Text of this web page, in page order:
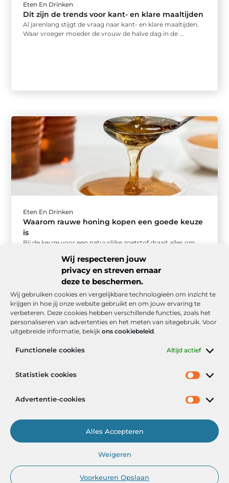
Wij respecteren jouw
privacy en streven ernaar
deze te beschermen.
Wij gebruiken cookies en vergelijkbare technologieën om inzicht te
krijgen in hoe jij onze website gebruikt en om jouw ervaring te
verbeteren. Deze cookies hebben verschillende functies, zoals het
personaliseren van advertenties en het meten van sitegebruik. Voor
uitgebreide informatie, bekijk ons cookiebeleid.
Functionele cookies Altijd actief
Statistiek cookies
Advertentie-cookies
Alles Accepteren
Weigeren
Voorkeuren Opslaan
Eten En Drinken
Dit zijn de trends voor kant- en klare maaltijden
Al jarenlang stijgt de vraag naar kant- en klare maaltijden.
Waar vroeger moeder de vrouw de halve dag in de ...
Eten En Drinken
Waarom rauwe honing kopen een goede keuze
is
Bij de keuze voor een natuurlijke zoetstof draait alles om
Het Portaal voor Inzichten en Inspiratie
— AdviesPortal.nl verzamelt de beste blogs en artikelen om jou te
helpen groeien. Ontdek, leer en laat je inspireren!
Onze informatie